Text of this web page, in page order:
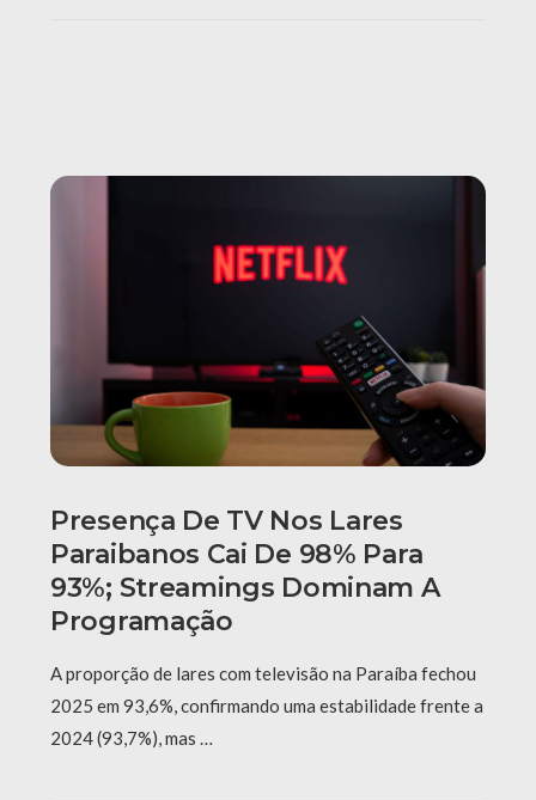
Presença De TV Nos Lares
Paraibanos Cai De 98% Para
93%; Streamings Dominam A
Programação
A proporção de lares com televisão na Paraíba fechou
2025 em 93,6%, confirmando uma estabilidade frente a
2024 (93,7%), mas …